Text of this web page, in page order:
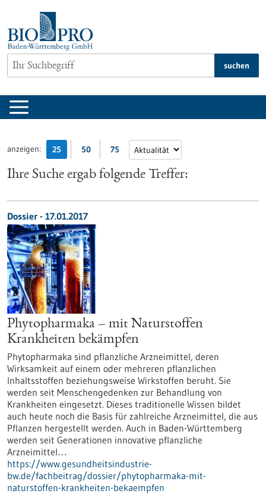
springen
suchen
anzeigen: 25 50 75
Ihre Suche ergab folgende Treffer:
Dossier - 17.01.2017
Phytopharmaka – mit Naturstoffen
Krankheiten bekämpfen
Phytopharmaka sind pflanzliche Arzneimittel, deren
Wirksamkeit auf einem oder mehreren pflanzlichen
Inhaltsstoffen beziehungsweise Wirkstoffen beruht. Sie
werden seit Menschengedenken zur Behandlung von
Krankheiten eingesetzt. Dieses traditionelle Wissen bildet
auch heute noch die Basis für zahlreiche Arzneimittel, die aus
Pflanzen hergestellt werden. Auch in Baden-Württemberg
werden seit Generationen innovative pflanzliche
Arzneimittel…
https://www.gesundheitsindustrie-
bw.de/fachbeitrag/dossier/phytopharmaka-mit-
naturstoffen-krankheiten-bekaempfen